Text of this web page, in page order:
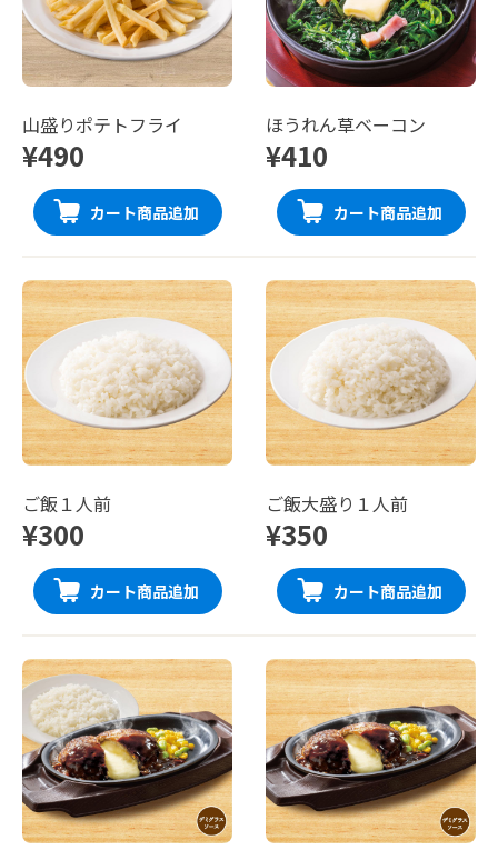
山盛りポテトフライ
¥490
カート商品追加
ほうれん草ベーコン
¥410
カート商品追加
ご飯１人前
¥300
カート商品追加
ご飯大盛り１人前
¥350
カート商品追加